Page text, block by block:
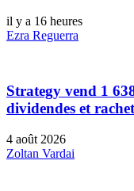
il y a 16 heures
Ezra Reguerra
Strategy vend 1
dividendes et
4 août 2026
Zoltan Vardai